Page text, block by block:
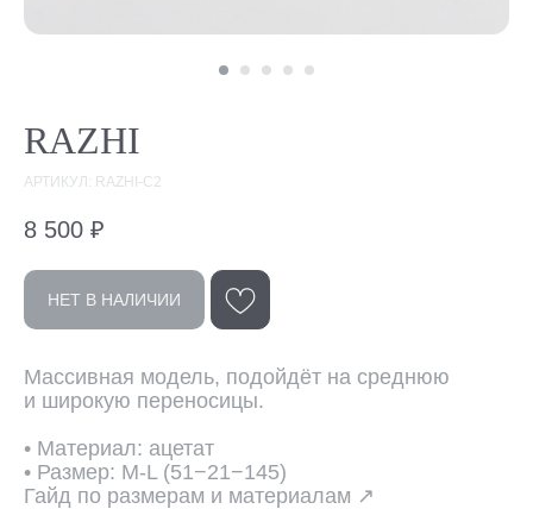
RAZHI
АРТИКУЛ: RAZHI-C2
8 500 ₽
НЕТ В НАЛИЧИИ
Массивная модель, подойдёт на среднюю
и широкую переносицы.
• Материал: ацетат
• Размер: M-L (51−21−145)
Гайд по размерам и материалам ↗
Эта модель
в других цветах